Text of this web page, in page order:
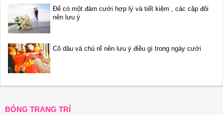
Để có một đám cưới hợp lý và tiết kiệm , các cặp đôi
nên lưu ý
Cô dâu và chú rể nên lưu ý điều gì trong ngày cưới
BÓNG TRANG TRÍ